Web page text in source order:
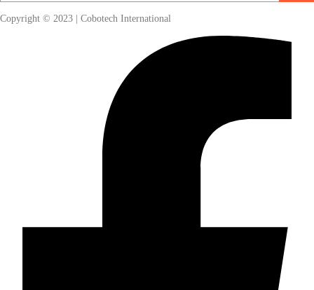
Copyright © 2023 | Cobotech International